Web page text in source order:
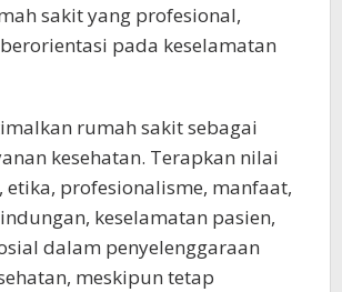
sakit yang profesional,
pada keselamatan
rumah sakit sebagai
kesehatan. Terapkan nilai
etika, profesionalisme, manfaat,
keselamatan pasien,
dalam penyelenggaraan
meskipun tetap